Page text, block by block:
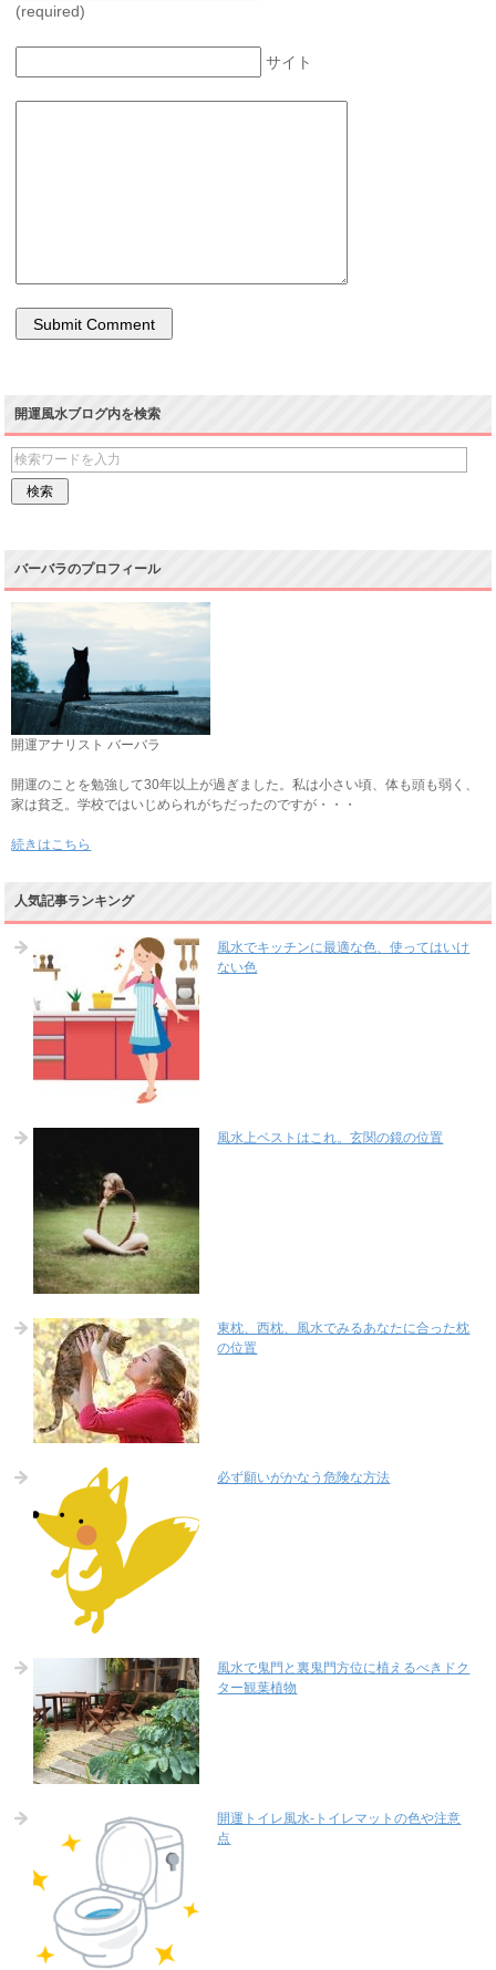
(required)
サイト
開運風水ブログ内を検索
バーバラのプロフィール
開運アナリスト バーバラ
開運のことを勉強して30年以上が過ぎました。私は小さい頃、体も頭も弱く、
家は貧乏。学校ではいじめられがちだったのですが・・・
続きはこちら
人気記事ランキング
風水でキッチンに最適な色、使ってはいけ
ない色
風水上ベストはこれ。玄関の鏡の位置
東枕、西枕、風水でみるあなたに合った枕
の位置
必ず願いがかなう危険な方法
風水で鬼門と裏鬼門方位に植えるべきドク
ター観葉植物
開運トイレ風水-トイレマットの色や注意
点